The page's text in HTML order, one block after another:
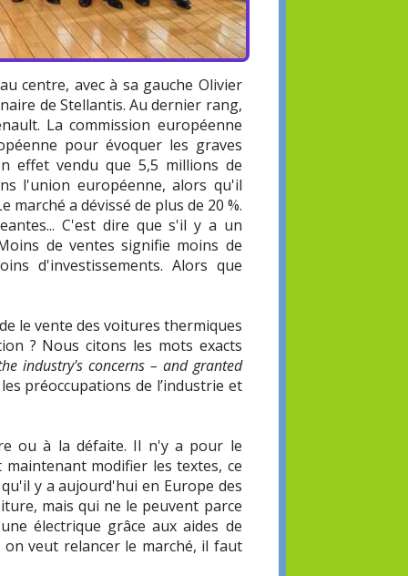
centre, avec à sa gauche Olivier
de Stellantis. Au dernier rang,
La commission européenne
pour évoquer les graves
effet vendu que 5,5 millions de
l'union européenne, alors qu'il
a dévissé de plus de 20 %.
C'est dire que s'il y a un
de ventes signifie moins de
d'investissements. Alors que
le vente des voitures thermiques
? Nous citons les mots exacts
industry's concerns – and granted
préoccupations de l’industrie et
ou à la défaite. Il n'y a pour le
modifier les textes, ce
y a aujourd'hui en Europe des
mais qui ne le peuvent parce
électrique grâce aux aides de
veut relancer le marché, il faut